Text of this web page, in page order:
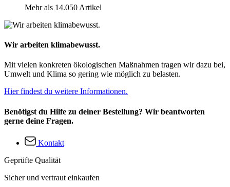
Mehr als 14.050 Artikel
Wir arbeiten klimabewusst.
Mit vielen konkreten ökologischen Maßnahmen tragen wir dazu bei,
Umwelt und Klima so gering wie möglich zu belasten.
Hier findest du weitere Informationen.
Benötigst du Hilfe zu deiner Bestellung? Wir beantworten
gerne deine Fragen.
Kontakt
Geprüfte Qualität
Sicher und vertraut einkaufen